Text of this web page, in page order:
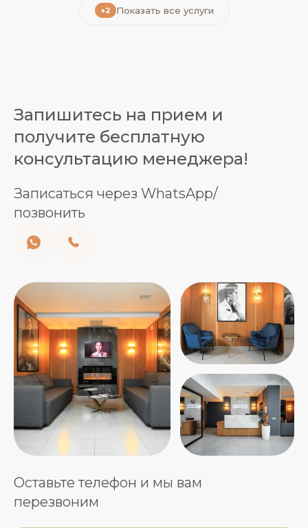
+2 Показать все услуги
Запишитесь на прием и
получите бесплатную
консультацию менеджера!
Записаться через WhatsApp/
позвонить
Оставьте телефон и мы вам
перезвоним